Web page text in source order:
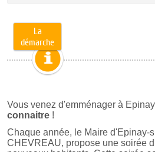
La
démarche